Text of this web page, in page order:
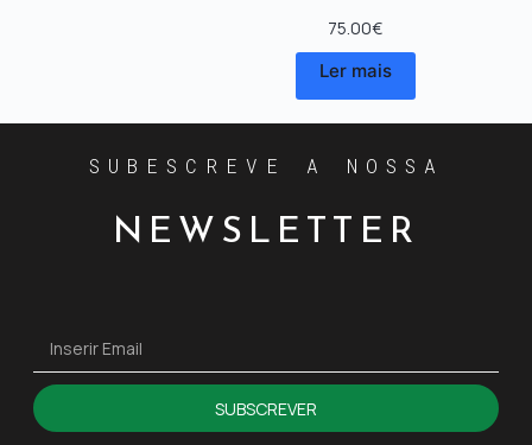
75.00€
Ler mais
SUBESCREVE A NOSSA
NEWSLETTER
SUBSCREVER